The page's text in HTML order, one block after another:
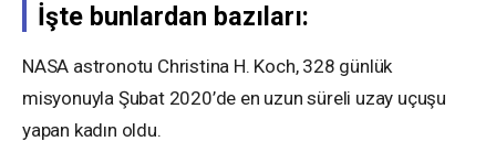
İşte bunlardan bazıları:
NASA astronotu Christina H. Koch, 328 günlük
misyonuyla Şubat 2020’de en uzun süreli uzay uçuşu
yapan kadın oldu.